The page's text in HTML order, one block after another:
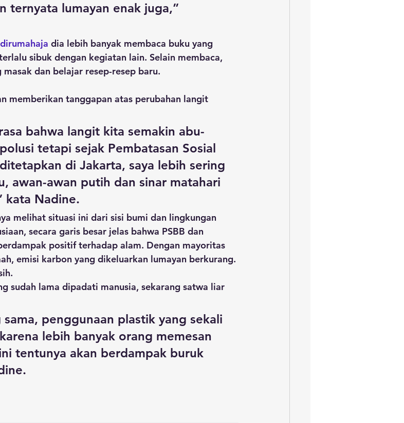
ternyata lumayan enak juga,”
dia lebih banyak membaca buku yang
sibuk dengan kegiatan lain. Selain membaca,
dan belajar resep-resep baru.
memberikan tanggapan atas perubahan langit
bahwa langit kita semakin abu-
tetapi sejak Pembatasan Sosial
di Jakarta, saya lebih sering
awan-awan putih dan sinar matahari
kata Nadine.
melihat situasi ini dari sisi bumi dan lingkungan
secara garis besar jelas bahwa PSBB dan
positif terhadap alam. Dengan mayoritas
emisi karbon yang dikeluarkan lumayan berkurang.
sama, penggunaan plastik yang sekali
lebih banyak orang memesan
tentunya akan berdampak buruk